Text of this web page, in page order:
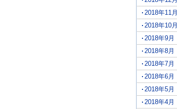
2018年11月
2018年10月
2018年9月
2018年8月
2018年7月
2018年6月
2018年5月
2018年4月